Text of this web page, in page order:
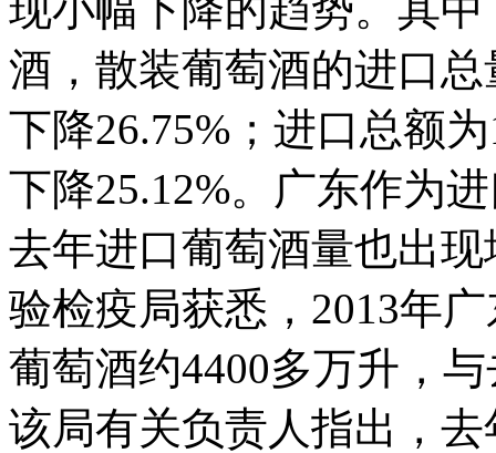
酒，散装葡萄酒的进口总
下降26.75%；进口总额
下降25.12%。广东作为
去年进口葡萄酒量也出
验检疫局获悉，2013年
葡萄酒约4400多万升，
该局有关负责人指出，